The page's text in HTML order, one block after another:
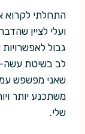
התחלתי לקרוא
ועלי לציין
גבול
לב בשיטת
שאני מפשפש
משתכנע יותר
שלי.